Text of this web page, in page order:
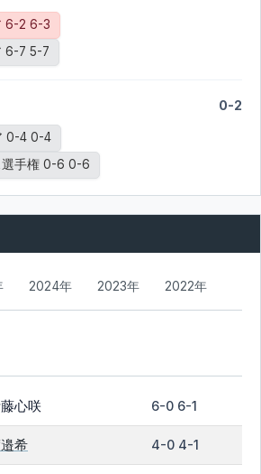
6-2 6-3
6-7 5-7
0-2
0-4 0-4
選手権 0-6 0-6
2024年 2023年 2022年
心咲 6-0 6-1
希 4-0 4-1